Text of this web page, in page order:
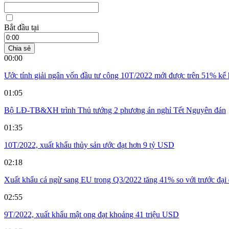
Bắt đầu tại
Chia sẻ
00:00
Ước tính giải ngân vốn đầu tư công 10T/2022 mới được trên 51% kế
01:05
Bộ LĐ-TB&XH trình Thủ tướng 2 phương án nghỉ Tết Nguyên đán
01:35
10T/2022, xuất khẩu thủy sản ước đạt hơn 9 tỷ USD
02:18
Xuất khẩu cá ngừ sang EU trong Q3/2022 tăng 41% so với trước đại
02:55
9T/2022, xuất khẩu mật ong đạt khoảng 41 triệu USD